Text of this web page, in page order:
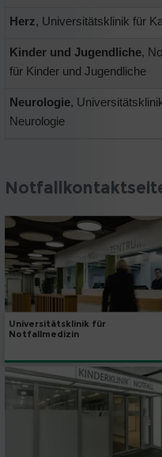
Herz, Universitätsklinik für
Kinder und Jugendliche,
für Kinder und Jugendliche
Neurologie,
Neurologie
Universitätsklinik für
Notfallmedizin